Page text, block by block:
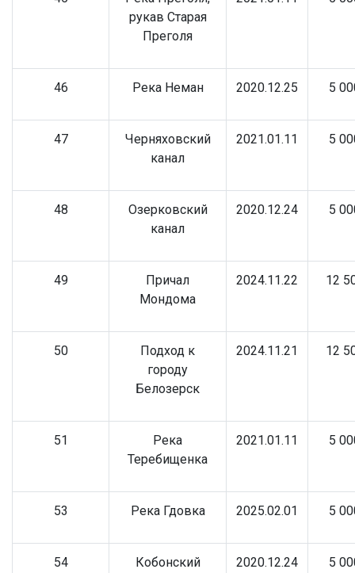
рукав Старая
Преголя
46 Река Неман 2020.12.25 5
47
Черняховский
канал
2021.01.11 5
48
Озерковский
канал
2020.12.24 5
49
Причал
Мондома
2024.11.22 12
50
Подход к
городу
Белозерск
2024.11.21 12
51
Река
Теребищенка
2021.01.11 5
53 Река Гдовка 2025.02.01 5
54
Кобонский
2020.12.24 5